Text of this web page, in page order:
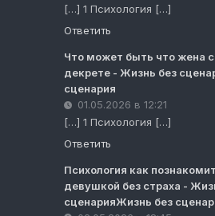
[…] 1 Психология […]
Ответить
Что может быть что жена
декрете - Жизнь без
сценария
01.05.2026 в 12:21
[…] 1 Психология […]
Ответить
Психология как
девушкой без страха -
сценарияЖизнь без